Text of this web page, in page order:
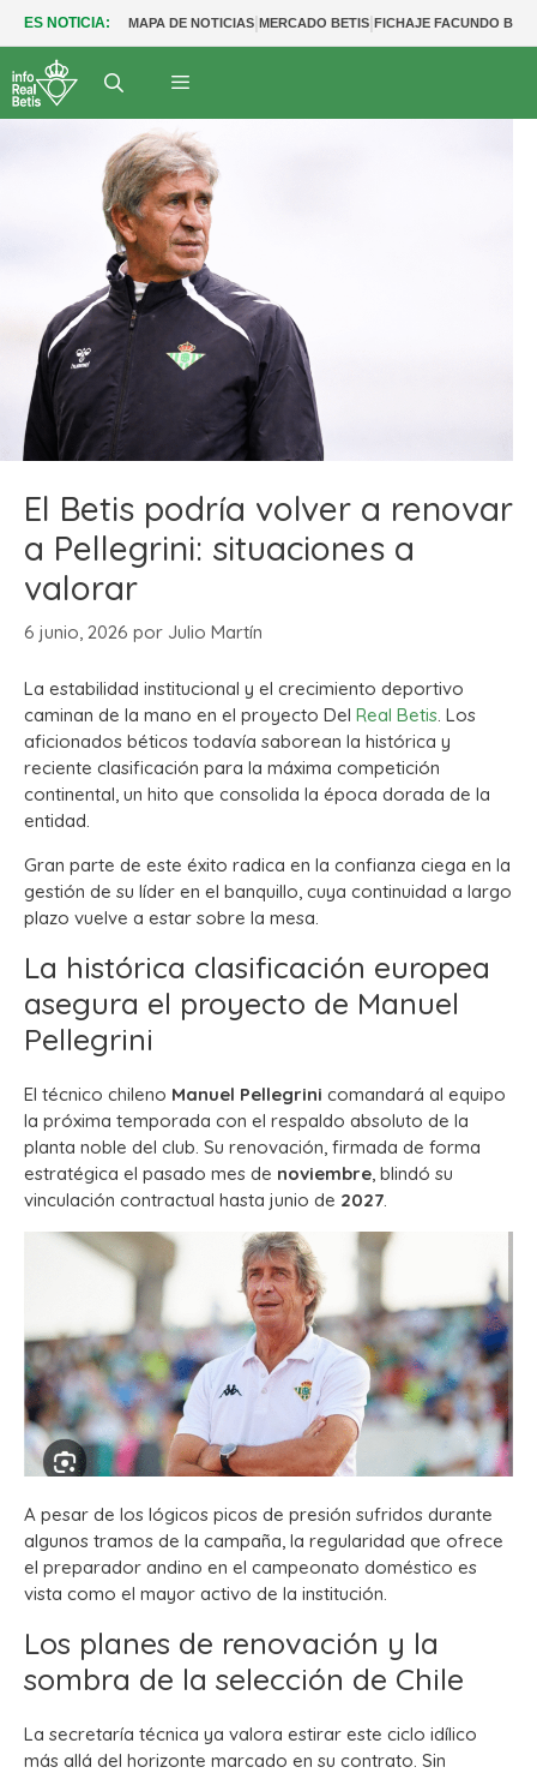
ES NOTICIA: MAPA DE NOTICIAS|MERCADO BETIS|FICHAJE FACUNDO
El Betis podría volver a renovar
a Pellegrini: situaciones a
valorar
6 junio, 2026 por Julio Martín
La estabilidad institucional y el crecimiento deportivo
caminan de la mano en el proyecto Del Real Betis. Los
aficionados béticos todavía saborean la histórica y
reciente clasificación para la máxima competición
continental, un hito que consolida la época dorada de la
entidad.
Gran parte de este éxito radica en la confianza ciega en la
gestión de su líder en el banquillo, cuya continuidad a largo
plazo vuelve a estar sobre la mesa.
La histórica clasificación europea
asegura el proyecto de Manuel
Pellegrini
El técnico chileno Manuel Pellegrini comandará al equipo
la próxima temporada con el respaldo absoluto de la
planta noble del club. Su renovación, firmada de forma
estratégica el pasado mes de noviembre, blindó su
vinculación contractual hasta junio de 2027.
A pesar de los lógicos picos de presión sufridos durante
algunos tramos de la campaña, la regularidad que ofrece
el preparador andino en el campeonato doméstico es
vista como el mayor activo de la institución.
Los planes de renovación y la
sombra de la selección de Chile
La secretaría técnica ya valora estirar este ciclo idílico
más allá del horizonte marcado en su contrato. Sin